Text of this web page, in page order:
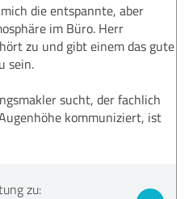
die entspannte, aber
im Büro. Herr
zu und gibt einem das gute
sein.
sucht, der fachlich
kommuniziert, ist
zu: